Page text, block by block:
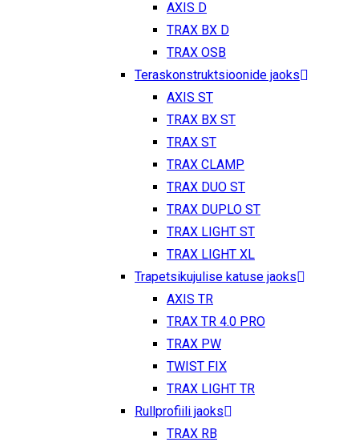
AXIS D
TRAX BX D
TRAX OSB
Teraskonstruktsioonide jaoks
AXIS ST
TRAX BX ST
TRAX ST
TRAX CLAMP
TRAX DUO ST
TRAX DUPLO ST
TRAX LIGHT ST
TRAX LIGHT XL
Trapetsikujulise katuse jaoks
AXIS TR
TRAX TR 4.0 PRO
TRAX PW
TWIST FIX
TRAX LIGHT TR
Rullprofiili jaoks
TRAX RB